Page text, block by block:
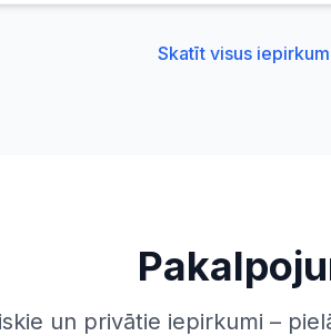
Skatīt visus
un privātie iepirkumi –